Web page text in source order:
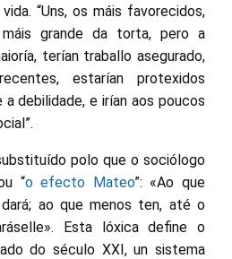
“Uns, os máis favorecidos,
grande da torta, pero a
terían traballo asegurado,
estarían protexidos
debilidade, e irían aos poucos
polo que o sociólogo
“o efecto Mateo”: «Ao que
ao que menos ten, até o
Esta lóxica define o
do século XXI, un sistema